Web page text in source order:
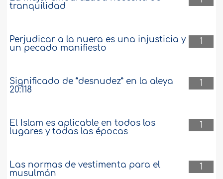
tranquilidad
1
Perjudicar a la nuera es una injusticia y
un pecado manifiesto
1
Significado de “desnudez” en la aleya
20:118
1
El Islam es aplicable en todos los
lugares y todas las épocas
1
Las normas de vestimenta para el
musulmán